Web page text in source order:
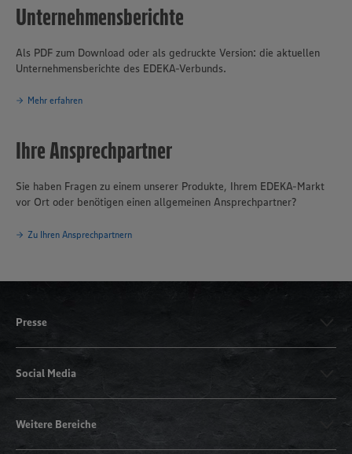
Unternehmensberichte
Als PDF zum Download oder als gedruckte Version: die aktuellen
Unternehmensberichte des EDEKA-Verbunds.
Mehr erfahren
Ihre Ansprechpartner
Sie haben Fragen zu einem unserer Produkte, Ihrem EDEKA-Markt
vor Ort oder benötigen einen allgemeinen Ansprechpartner?
Zu Ihren Ansprechpartnern
Presse
Social Media
Weitere Bereiche